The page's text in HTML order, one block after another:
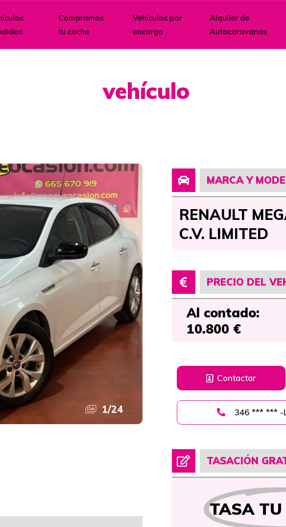
Compramos
tu coche
Vehículos por
encargo
Alquiler de
Autocaravanas
Ficha delvehículo
1/24
MARCA Y
RENAULT
C.V. LIMITED
PRECIO DEL
Al contado:
10.800 €
Contactar
TASACIÓN
TASA TU